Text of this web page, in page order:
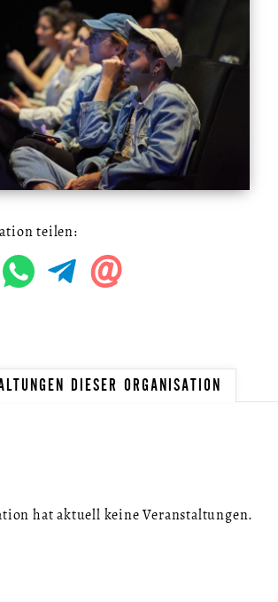
teilen:
DIESER ORGANISATION
hat aktuell keine Veranstaltungen.